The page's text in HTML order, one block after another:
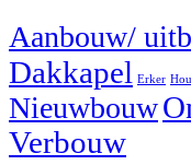
Aanbouw/
Dakkapel Erker
Nieuwbouw
Verbouw